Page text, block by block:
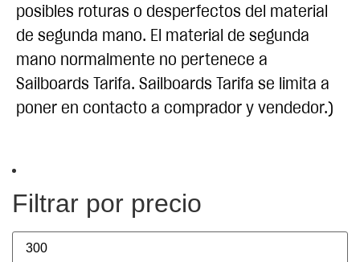
posibles roturas o desperfectos del material
de segunda mano. El material de segunda
mano normalmente no pertenece a
Sailboards Tarifa. Sailboards Tarifa se limita a
poner en contacto a comprador y vendedor.)
Filtrar por precio